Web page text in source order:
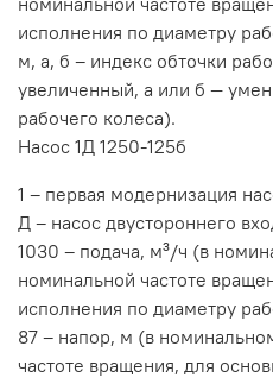
исполнения по диаметру
м, а, б – индекс обточки
увеличенный, а или б —
рабочего колеса).
Насос 1Д 1250-125б
1 – первая модернизация
Д – насос двустороннего
1030 – подача, м³/ч (в
номинальной частоте
исполнения по диаметру
87 – напор, м (в
частоте вращения, для